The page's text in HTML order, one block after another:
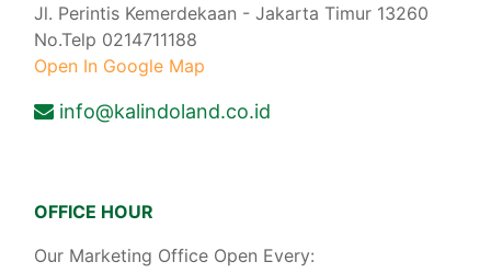
Jl. Perintis Kemerdekaan - Jakarta Timur 13260
No.Telp 0214711188
Open In Google Map
info@kalindoland.co.id
OFFICE HOUR
Our Marketing Office Open Every: